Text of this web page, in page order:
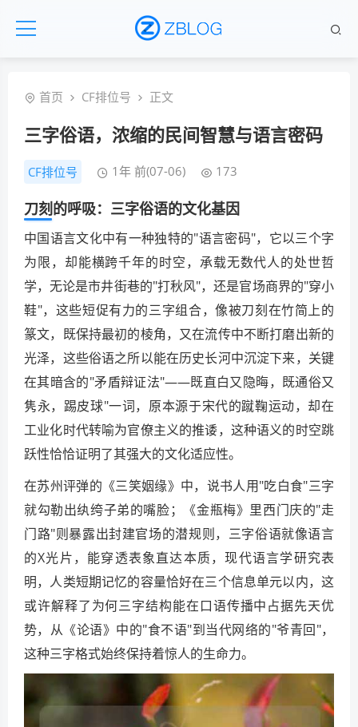
首页 CF排位号 正文
三字俗语，浓缩的民间智慧与语言密码
CF排位号 1年 前(07-06) 173
刀刻的呼吸：三字俗语的文化基因
中国语言文化中有一种独特的"语言密码"，它以三个字
为限，却能横跨千年的时空，承载无数代人的处世哲
学，无论是市井街巷的"打秋风"，还是官场商界的"穿小
鞋"，这些短促有力的三字组合，像被刀刻在竹简上的
篆文，既保持最初的棱角，又在流传中不断打磨出新的
光泽，这些俗语之所以能在历史长河中沉淀下来，关键
在其暗含的"矛盾辩证法"——既直白又隐晦，既通俗又
隽永，踢皮球"一词，原本源于宋代的蹴鞠运动，却在
工业化时代转喻为官僚主义的推诿，这种语义的时空跳
跃性恰恰证明了其强大的文化适应性。
在苏州评弹的《三笑姻缘》中，说书人用"吃白食"三字
就勾勒出纨绔子弟的嘴脸；《金瓶梅》里西门庆的"走
门路"则暴露出封建官场的潜规则，三字俗语就像语言
的X光片，能穿透表象直达本质，现代语言学研究表
明，人类短期记忆的容量恰好在三个信息单元以内，这
或许解释了为何三字结构能在口语传播中占据先天优
势，从《论语》中的"食不语"到当代网络的"爷青回"，
这种三字格式始终保持着惊人的生命力。